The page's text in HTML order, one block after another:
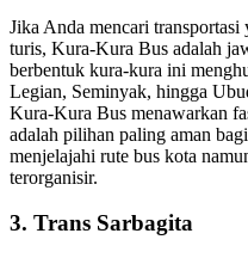
Jika Anda mencari
turis, Kura-Kura Bus adalah
berbentuk kura-kura ini
Legian, Seminyak, hingga
Kura-Kura Bus menawarkan
adalah pilihan paling aman
menjelajahi rute bus kota
terorganisir.
3. Trans Sarbagita